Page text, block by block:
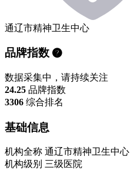
通辽市精神卫生中心
品牌指数
数据采集中，请持续关注
24.25 品牌指数
3306 综合排名
基础信息
机构全称 通辽市精神卫生中心
机构级别 三级医院